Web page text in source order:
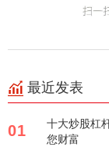
最近发表
01
十大炒股杠
您财富